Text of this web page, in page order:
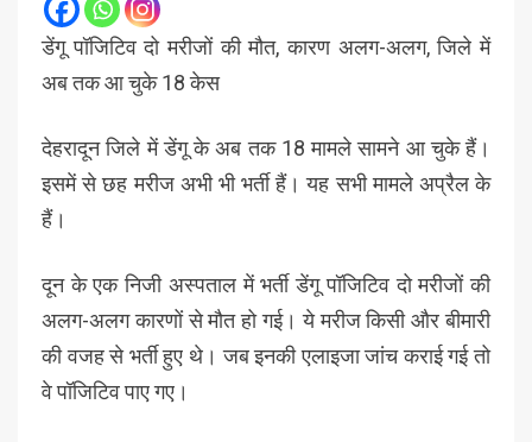
डेंगू पॉजिटिव दो मरीजों की मौत, कारण अलग-अलग, जिले में
अब तक आ चुके 18 केस
देहरादून जिले में डेंगू के अब तक 18 मामले सामने आ चुके हैं।
इसमें से छह मरीज अभी भी भर्ती हैं। यह सभी मामले अप्रैल के
हैं।
दून के एक निजी अस्पताल में भर्ती डेंगू पॉजिटिव दो मरीजों की
अलग-अलग कारणों से मौत हो गई। ये मरीज किसी और बीमारी
की वजह से भर्ती हुए थे। जब इनकी एलाइजा जांच कराई गई तो
वे पॉजिटिव पाए गए।